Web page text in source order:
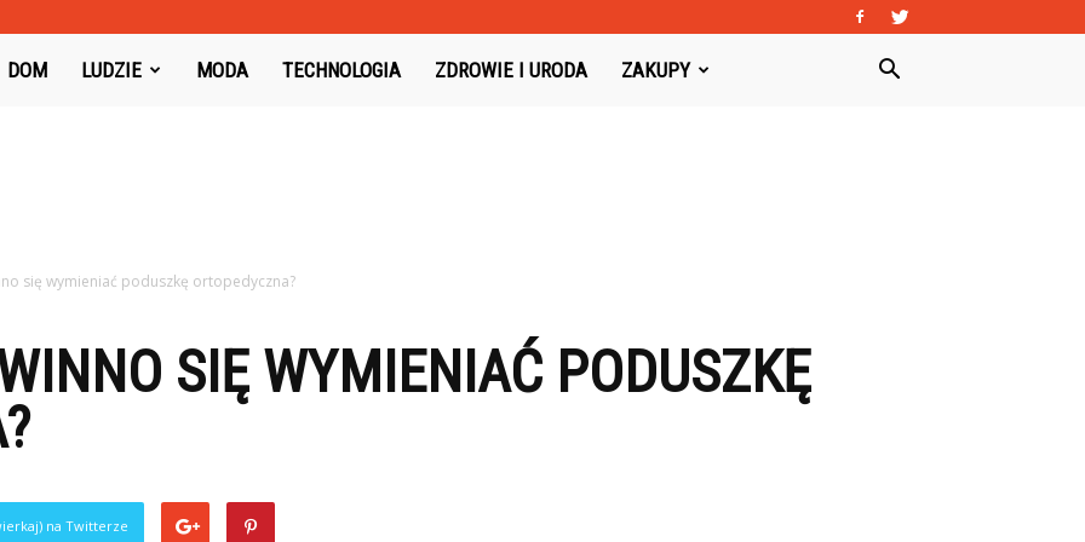
Toysboard.pl
DOM LUDZIE MODA TECHNOLOGIA ZDROWIE I URODA ZAKUPY
się wymieniać poduszkę ortopedyczna?
SIĘ WYMIENIAĆ PODUSZKĘ
na Twitterze